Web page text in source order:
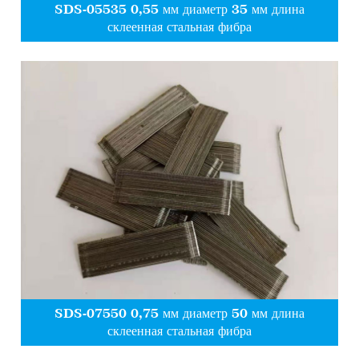
SDS-05535 0,55 мм диаметр 35 мм длина
склеенная стальная фибра
SDS-07550 0,75 мм диаметр 50 мм длина
склеенная стальная фибра